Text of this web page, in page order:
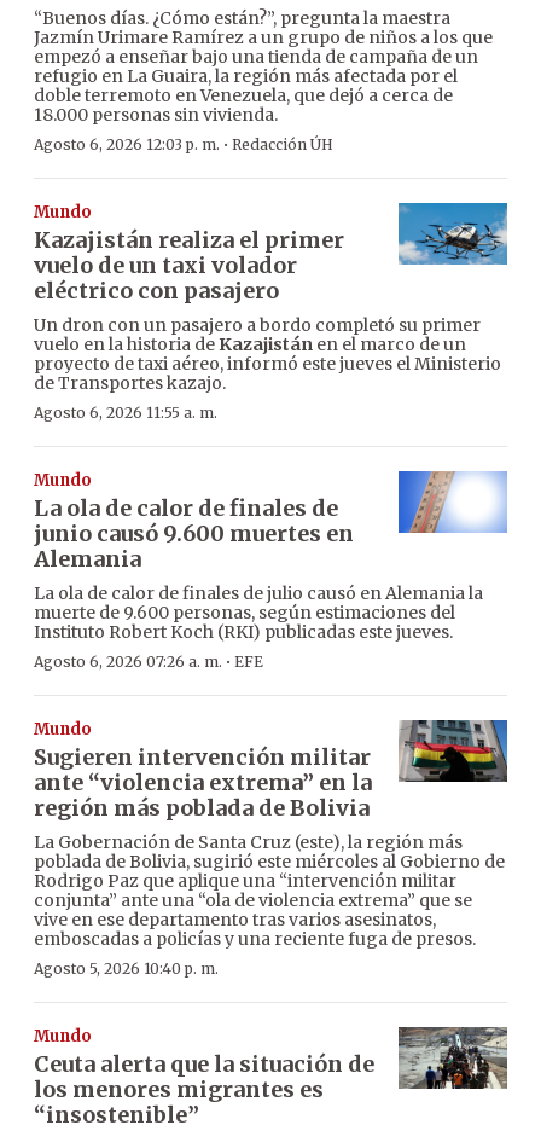
“Buenos días. ¿Cómo están?”, pregunta la maestra
Jazmín Urimare Ramírez a un grupo de niños a los que
empezó a enseñar bajo una tienda de campaña de un
refugio en La Guaira, la región más afectada por el
doble terremoto en Venezuela, que dejó a cerca de
18.000 personas sin vivienda.
Agosto 6, 2026 12:03 p. m. · Redacción ÚH
Mundo
Kazajistán realiza el primer
vuelo de un taxi volador
eléctrico con pasajero
Un dron con un pasajero a bordo completó su primer
vuelo en la historia de Kazajistán en el marco de un
proyecto de taxi aéreo, informó este jueves el Ministerio
de Transportes kazajo.
Agosto 6, 2026 11:55 a. m.
Mundo
La ola de calor de finales de
junio causó 9.600 muertes en
Alemania
La ola de calor de finales de julio causó en Alemania la
muerte de 9.600 personas, según estimaciones del
Instituto Robert Koch (RKI) publicadas este jueves.
Agosto 6, 2026 07:26 a. m. · EFE
Mundo
Sugieren intervención militar
ante “violencia extrema” en la
región más poblada de Bolivia
La Gobernación de Santa Cruz (este), la región más
poblada de Bolivia, sugirió este miércoles al Gobierno de
Rodrigo Paz que aplique una “intervención militar
conjunta” ante una “ola de violencia extrema” que se
vive en ese departamento tras varios asesinatos,
emboscadas a policías y una reciente fuga de presos.
Agosto 5, 2026 10:40 p. m.
Mundo
Ceuta alerta que la situación de
los menores migrantes es
“insostenible”